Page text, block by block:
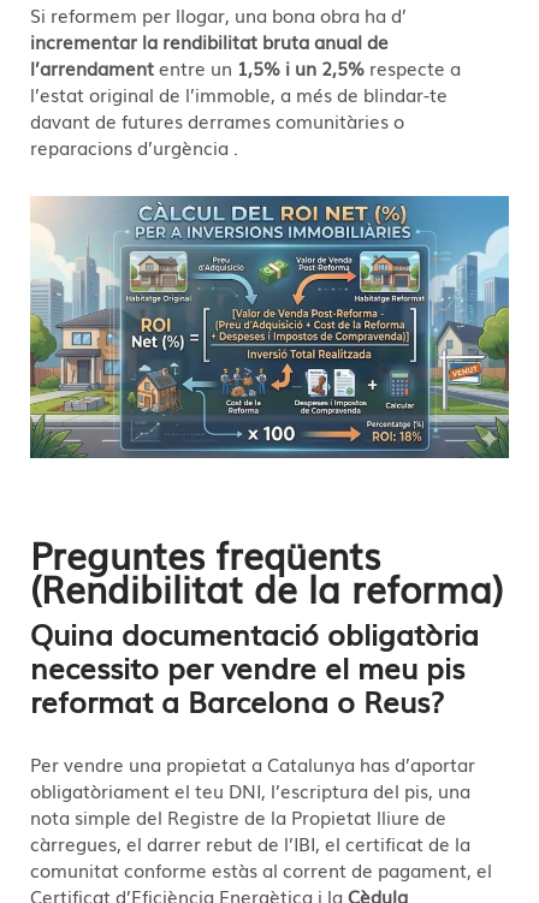
Si reformem per llogar, una bona obra ha d’
incrementar la rendibilitat bruta anual de
l’arrendamententre un 1,5% i un 2,5% respecte a
l’estat original de l’immoble, a més de blindar-te
davant de futures derrames comunitàries o
reparacions d’urgència .
Preguntes freqüents
(Rendibilitat de la reforma)
Quina documentació obligatòria
necessito per vendre el meu pis
reformat a Barcelona o Reus?
Per vendre una propietat a Catalunya has d’aportar
obligatòriament el teu DNI, l’escriptura del pis, una
nota simple del Registre de la Propietat lliure de
càrregues, el darrer rebut de l’IBI, el certificat de la
comunitat conforme estàs al corrent de pagament, el
Certificat d’Eficiència Energètica i la Cèdula